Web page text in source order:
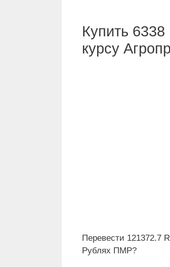
Купить
курсу
Перевести 121372.7
Рублях ПМР?